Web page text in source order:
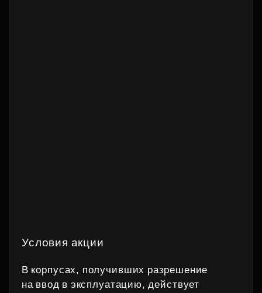
Условия акции
В корпусах, получивших разрешение
на ввод в эксплуатацию, действует